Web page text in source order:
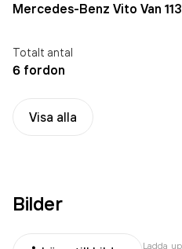
Mercedes-Benz Vito Van
Totalt antal
6 fordon
Visa alla
Bilder
Ladda